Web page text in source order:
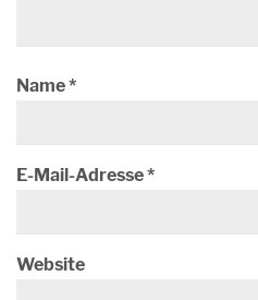
Name*
E-Mail-Adresse*
Website